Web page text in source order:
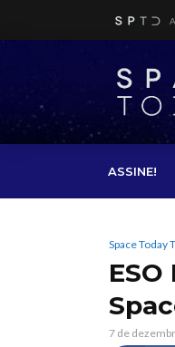
ASSINE!
Space Today
7 de